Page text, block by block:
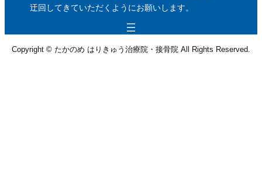
迂回してきていただくようにお願いします。
Copyright © たかのめ はりきゅう治療院・接骨院 All Rights Reserved.